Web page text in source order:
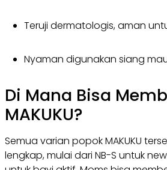
Teruji dermatologis, aman
Nyaman digunakan siang
Di Mana Bisa
MAKUKU?
Semua varian popok MAKUKU
lengkap, mulai dari NB-S untuk